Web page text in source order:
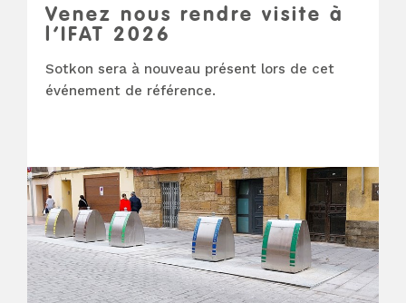
Venez nous rendre visite à
l’IFAT 2026
Sotkon sera à nouveau présent lors de cet
événement de référence.